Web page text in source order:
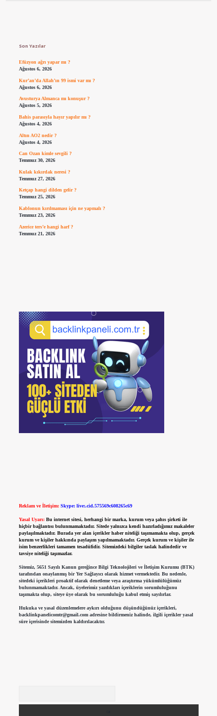
Son Yazılar
Efüzyon ağrı yapar mı ?
Ağustos 6, 2026
Kur’an’da Allah’ın 99 ismi var mı ?
Ağustos 6, 2026
Avusturya Almanca mı konuşur ?
Ağustos 5, 2026
Bahis parasıyla hayır yapılır mı ?
Ağustos 4, 2026
Altın AO2 nedir ?
Ağustos 4, 2026
Can Ozan kimle sevgili ?
Temmuz 30, 2026
Kulak kıkırdak neresi ?
Temmuz 27, 2026
Ketçap hangi dilden gelir ?
Temmuz 25, 2026
Kablonun kırılmaması için ne yapmalı ?
Temmuz 23, 2026
Azerice ters’e hangi harf ?
Temmuz 21, 2026
Reklam ve İletişim: Skype: live:.cid.575569c608265c69
Yasal Uyarı: Bu internet sitesi, herhangi bir marka, kurum veya şahıs şirketi ile
hiçbir bağlantısı bulunmamaktadır. Sitede yalnızca kendi hazırladığımız makaleler
paylaşılmaktadır. Burada yer alan içerikler haber niteliği taşımamakta olup, gerçek
kurum ve kişiler hakkında paylaşım yapılmamaktadır. Gerçek kurum ve kişiler ile
isim benzerlikleri tamamen tesadüfidir. Sitemizdeki bilgiler taslak halindedir ve
tavsiye niteliği taşımazlar.
Sitemiz, 5651 Sayılı Kanun gereğince Bilgi Teknolojileri ve İletişim Kurumu (BTK)
tarafından onaylanmış bir Yer Sağlayıcı olarak hizmet vermektedir. Bu nedenle,
sitedeki içerikleri proaktif olarak denetleme veya araştırma yükümlülüğümüz
bulunmamaktadır. Ancak, üyelerimiz yazdıkları içeriklerin sorumluluğunu
taşımakta olup, siteye üye olarak bu sorumluluğu kabul etmiş sayılırlar.
Hukuka ve yasal düzenlemelere aykırı olduğunu düşündüğünüz içerikleri,
backlinkpanelicomtr@gmail.comadresine bildirmeniz halinde, ilgili içerikler yasal
süre içerisinde sitemizden kaldırılacaktır.